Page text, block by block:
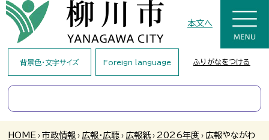
本文へ
背景色・文字サイズ Foreign language ふりがなをつける
HOME › 市政情報 › 広報・広聴 › 広報紙 › 2026年度 › 広報やながわ